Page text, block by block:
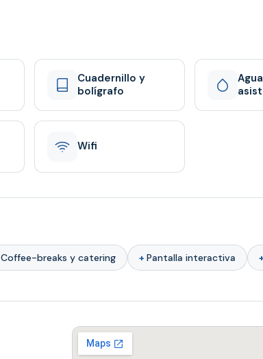
Cuadernillo y
bolígrafo
Wifi
Coffee-breaks y catering Pantalla interactiva